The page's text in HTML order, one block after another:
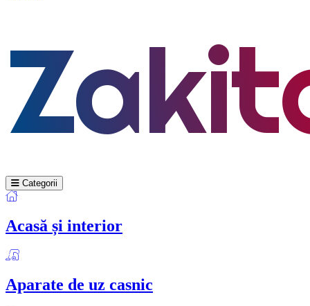
Categorii
Acasă și interior
Aparate de uz casnic